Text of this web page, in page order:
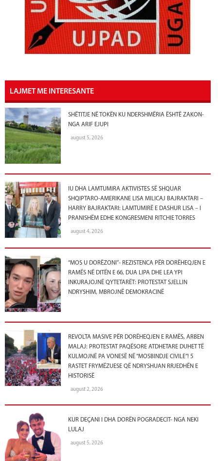
LAJMET ME INTERESANTE
SHËTITJE NË TOKËN KU NDERSHMËRIA ËSHTË ZAKON-
NGA ARIF EJUPI
august 5, 2026
IU DHA LAMTUMIRA AKTIVISTES SË SHQUAR
SHQIPTARO-AMERIKANE LISA MILICAJ BAJRAKTARI –
HARRY BAJRAKTARI: LAMTUMIRË E DASHUR LISA – I
PRANISHËM EDHE KONGRESMENI RITCHIE TORRES
august 4, 2026
“MOS U DORËZONI”- REZISTENCA PËR DORËHEQJEN E
RAMËS NË DITËN E 66, DUA LIPA DHE LEA YPI
INKURAJOJNË QYTETARËT: PROTESTAT SJELLIN
NDRYSHIM, MBROJNË DEMOKRACINË
REVOLTA MASIVE PËR DORËHEQJEN E RAMËS, ARBEN
MALAJ: PROTESTAT PAQËSORE ATDHETARE DUHET TË
KULMOJNË PA VONESË NË “MOSBINDJE CIVILE”! 5
RASTET FRYMËZUESE QË NDRYSHUAN RRJEDHËN E
HISTORISË
august 2, 2026
KUR DEÇANI I DHA DORËN POGRADECIT- NGA NEKI
LULAJ
august 5, 2026